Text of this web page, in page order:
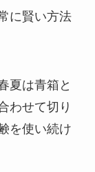
に賢い方法
夏は青箱と
わせて切り
を使い続け